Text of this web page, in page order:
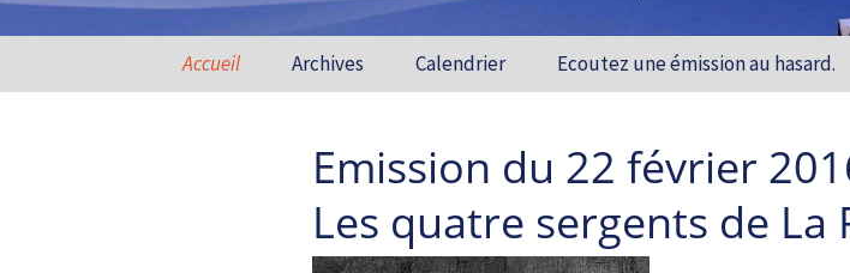
Aller au contenu principal
Accueil Archives Calendrier Ecoutez une émission au hasard.
Emission du 22 février
Les quatre sergents de La